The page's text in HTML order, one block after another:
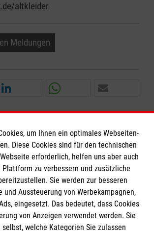
altkleider
Meldungen
um Ihnen ein optimales Webseiten-
Diese Cookies sind für den technischen
erforderlich, helfen uns aber auch
Plattform zu verbessern und zusätzliche
Sie werden zur besseren
und Aussteuerung von Werbekampagnen,
eingesetzt. Das bedeutet, dass Cookies
von Anzeigen verwendet werden. Sie
welche Kategorien Sie zulassen